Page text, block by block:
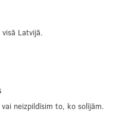
Latvijā.
neizpildīsim to, ko solījām.